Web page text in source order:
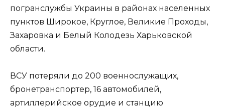
погранслужбы Украины в районах населенных
пунктов Широкое, Круглое, Великие Проходы,
Захаровка и Белый Колодезь Харьковской
области.
ВСУ потеряли до 200 военнослужащих,
бронетранспортер, 16 автомобилей,
артиллерийское орудие и станцию